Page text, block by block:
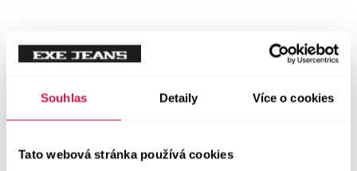
Souhlas Detaily Více o cookies
Tato webová stránka používá cookies